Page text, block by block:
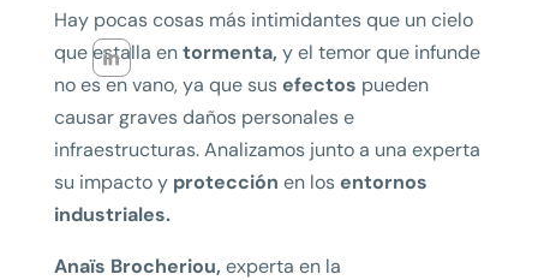
Hay pocas cosas más intimidantes que un cielo
que estalla entormenta, y el temor que infunde
no es en vano, ya que susefectos pueden
causar graves daños personales e
infraestructuras. Analizamos junto a una experta
su impacto y protección en losentornos
industriales.
Anaïs Brocheriou, experta en la